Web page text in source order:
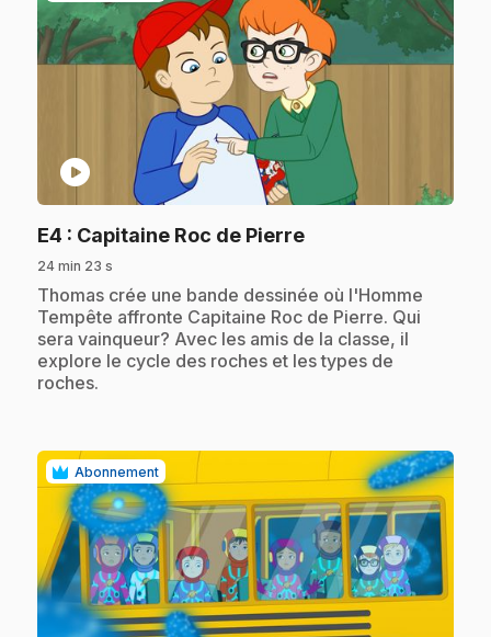
play_circle
E4 : Capitaine Roc de Pierre.
24 min 23 s
.Thomas crée une bande dessinée où l'Homme
Tempête affronte Capitaine Roc de Pierre. Qui
sera vainqueur? Avec les amis de la classe, il
explore le cycle des roches et les types de
roches.
Abonnement